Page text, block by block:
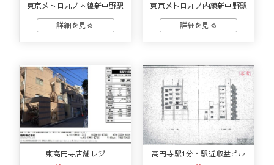
東京メトロ丸ノ内線新中野駅
東京メトロ丸ノ内線新中野駅
東高円寺店舗レジ 高円寺駅1分・駅近収益ビル